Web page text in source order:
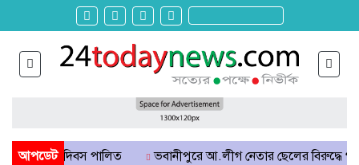
আপডেট
দিবস পালিত ভবানীপুরে আ.লীগ নেতার ছেলের বিরুদ্ধে গার্মেন্টস